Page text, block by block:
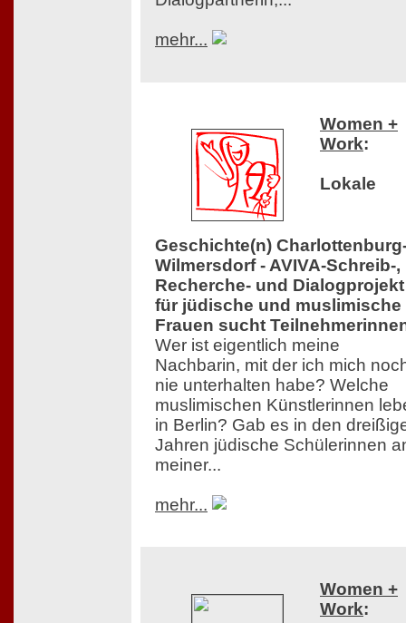
mehr...
Women +
Work:
Lokale
Geschichte(n)
Wilmersdorf - AVIVA-Schreib-,
Recherche- und Dialogprojekt
für jüdische und muslimische
Frauen sucht
Wer ist eigentlich meine
Nachbarin, mit der ich mich
nie unterhalten habe? Welche
muslimischen Künstlerinnen
in Berlin? Gab es in den
Jahren jüdische Schülerinnen
meiner...
mehr...
Women +
Work: